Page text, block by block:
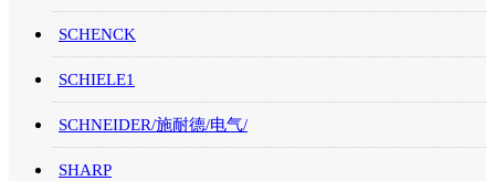
SCHENCK
SCHIELE1
SCHNEIDER/施耐德/电气/
SHARP